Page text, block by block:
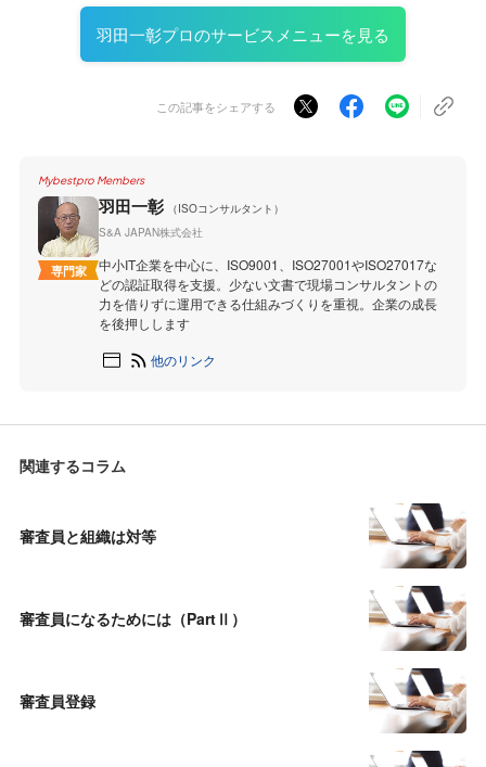
羽田一彰プロのサービスメニューを見る
この記事をシェアする
Mybestpro Members
専門家
羽田一彰
（ISOコンサルタント）
S&A JAPAN株式会社
中小IT企業を中心に、ISO9001、ISO27001やISO27017な
どの認証取得を支援。少ない文書で現場コンサルタントの
力を借りずに運用できる仕組みづくりを重視。企業の成長
を後押しします
他のリンク
関連するコラム
審査員と組織は対等
審査員になるためには（PartⅡ）
審査員登録